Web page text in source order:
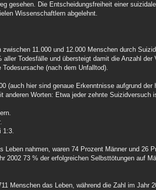
gesehen. Die Entscheidungsfreiheit einer
Wissenschaftlern abgelehnt.
11.000 und 12.000 Menschen durch
Todesfälle und übersteigt damit die Anzahl der
(nach dem Unfalltod).
(auch hier sind genaue Erkenntnisse aufgrund der
Worten: Etwa jeder zehnte Suizidversuch
1:3.
nahmen, waren 74 Prozent Männer und 26
2002 73 % der erfolgreichen Selbsttötungen auf
Menschen das Leben, während die Zahl im Jahr